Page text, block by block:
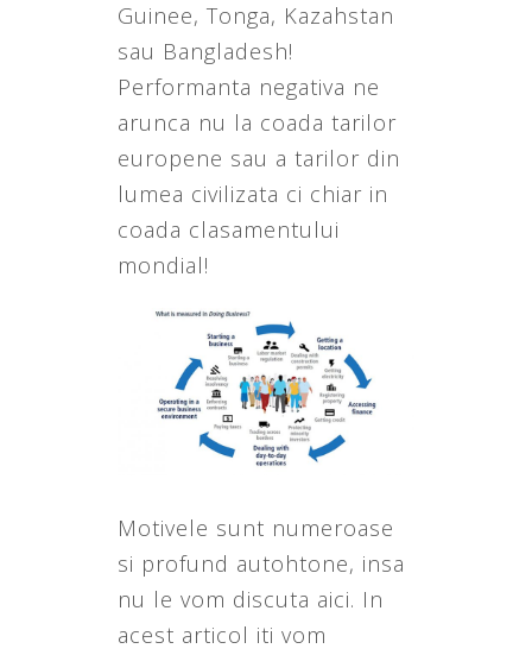
Guinee, Tonga, Kazahstan
sau Bangladesh!
Performanta negativa ne
arunca nu la coada tarilor
europene sau a tarilor din
lumea civilizata ci chiar in
coada clasamentului
mondial!
Motivele sunt numeroase
si profund autohtone, insa
nu le vom discuta aici. In
acest articol iti vom